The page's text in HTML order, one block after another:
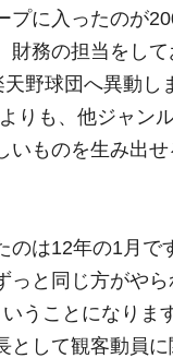
に入ったのが
財務の担当をし
野球団へ異動し
りも、他ジャン
いものを生み出せ
は12年の1月で
っと同じ方がや
うことになりま
として観客動員